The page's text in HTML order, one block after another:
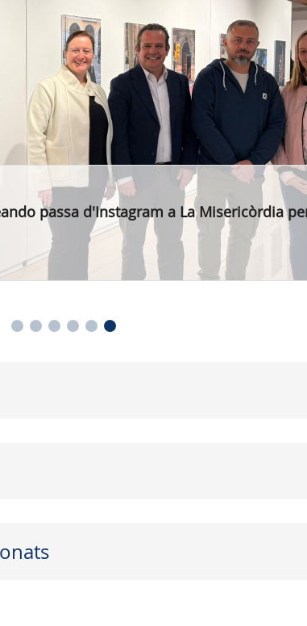
passa d'Instagram a La Misericòrdia